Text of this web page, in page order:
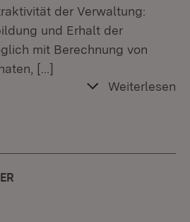
der Verwaltung:
und Erhalt der
mit Berechnung von
[…]
Weiterlesen